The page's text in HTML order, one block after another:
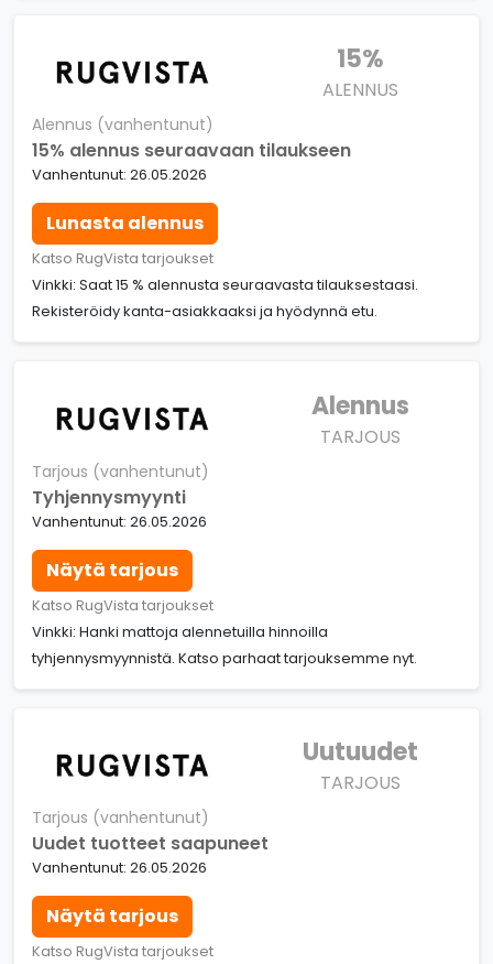
15%
ALENNUS
Alennus (vanhentunut)
15% alennus seuraavaan tilaukseen
Vanhentunut: 26.05.2026
Lunasta alennus
Katso RugVista tarjoukset
Vinkki: Saat 15 % alennusta seuraavasta tilauksestaasi.
Rekisteröidy kanta-asiakkaaksi ja hyödynnä etu.
Alennus
TARJOUS
Tarjous (vanhentunut)
Tyhjennysmyynti
Vanhentunut: 26.05.2026
Näytä tarjous
Katso RugVista tarjoukset
Vinkki: Hanki mattoja alennetuilla hinnoilla
tyhjennysmyynnistä. Katso parhaat tarjouksemme nyt.
Uutuudet
TARJOUS
Tarjous (vanhentunut)
Uudet tuotteet saapuneet
Vanhentunut: 26.05.2026
Näytä tarjous
Katso RugVista tarjoukset